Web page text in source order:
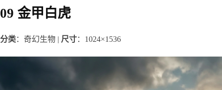
09 金甲白虎
分类：奇幻生物 | 尺寸：1024×1536